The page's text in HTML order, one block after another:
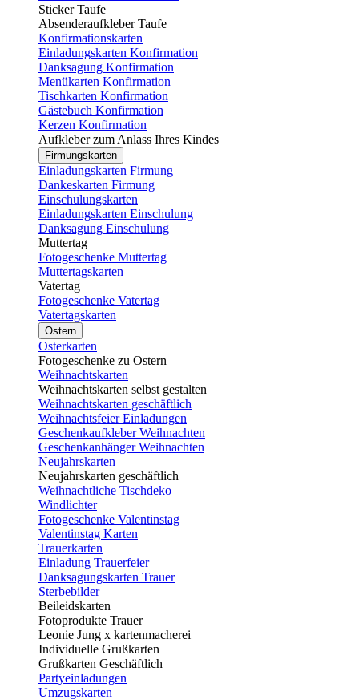
Sticker Taufe
Absenderaufkleber Taufe
Konfirmationskarten
Einladungskarten Konfirmation
Danksagung Konfirmation
Menükarten Konfirmation
Tischkarten Konfirmation
Gästebuch Konfirmation
Kerzen Konfirmation
Aufkleber zum Anlass Ihres Kindes
Firmungskarten
Einladungskarten Firmung
Dankeskarten Firmung
Einschulungskarten
Einladungskarten Einschulung
Danksagung Einschulung
Muttertag
Fotogeschenke Muttertag
Muttertagskarten
Vatertag
Fotogeschenke Vatertag
Vatertagskarten
Ostern
Osterkarten
Fotogeschenke zu Ostern
Weihnachtskarten
Weihnachtskarten selbst gestalten
Weihnachtskarten geschäftlich
Weihnachtsfeier Einladungen
Geschenkaufkleber Weihnachten
Geschenkanhänger Weihnachten
Neujahrskarten
Neujahrskarten geschäftlich
Weihnachtliche Tischdeko
Windlichter
Fotogeschenke Valentinstag
Valentinstag Karten
Trauerkarten
Einladung Trauerfeier
Danksagungskarten Trauer
Sterbebilder
Beileidskarten
Fotoprodukte Trauer
Leonie Jung x kartenmacherei
Individuelle Grußkarten
Grußkarten Geschäftlich
Partyeinladungen
Umzugskarten